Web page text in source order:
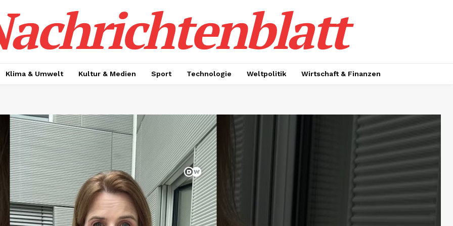
Klima & Umwelt Kultur & Medien Sport Technologie Weltpolitik Wirtschaft & Finanzen